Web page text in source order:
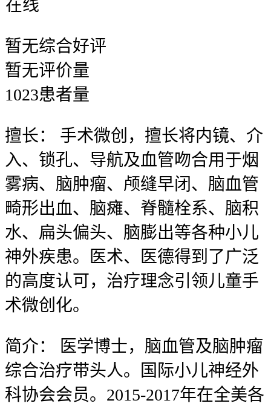
在线
暂无综合好评
暂无评价量
1023患者量
擅长：
手术微创，擅长将内镜、介
入、锁孔、导航及血管吻合用于烟
雾病、脑肿瘤、颅缝早闭、脑血管
畸形出血、脑瘫、脊髓栓系、脑积
水、扁头偏头、脑膨出等各种小儿
神外疾患。医术、医德得到了广泛
的高度认可，治疗理念引领儿童手
术微创化。
简介：
医学博士，脑血管及脑肿瘤
综合治疗带头人。国际小儿神经外
科协会会员。2015-2017年在全美各